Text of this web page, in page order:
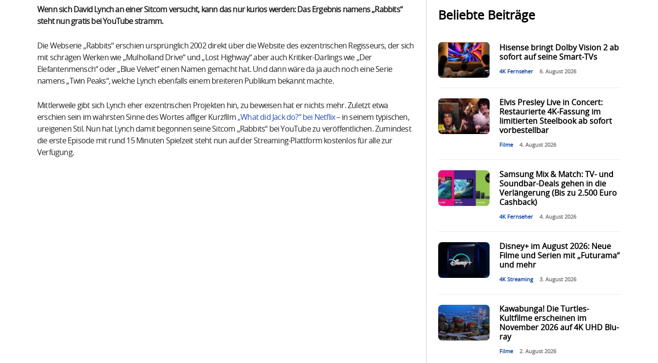
Wenn sich David Lynch an einer Sitcom versucht, kann das nur kurios werden: Das Ergebnis namens „Rabbits“
steht nun gratis bei YouTube stramm.
Die Webserie „Rabbits“ erschien ursprünglich 2002 direkt über die Website des exzentrischen Regisseurs, der sich
mit schrägen Werken wie „Mulholland Drive“ und „Lost Highway“ aber auch Kritiker-Darlings wie „Der
Elefantenmensch“ oder „Blue Velvet“ einen Namen gemacht hat. Und dann wäre da ja auch noch eine Serie
namens „Twin Peaks“, welche Lynch ebenfalls einem breiteren Publikum bekannt machte.
Mittlerweile gibt sich Lynch eher exzentrischen Projekten hin, zu beweisen hat er nichts mehr. Zuletzt etwa
erschien sein im wahrsten Sinne des Wortes affiger Kurzfilm „What did Jack do?“ bei Netflix– in seinem typischen,
ureigenen Stil. Nun hat Lynch damit begonnen seine Sitcom „Rabbits“ bei YouTube zu veröffentlichen. Zumindest
die erste Episode mit rund 15 Minuten Spielzeit steht nun auf der Streaming-Plattform kostenlos für alle zur
Verfügung.
Beliebte Beiträge
Hisense bringt Dolby Vision 2 ab
sofort auf seine Smart-TVs
4K Fernseher 6. August 2026
Elvis Presley Live in Concert:
Restaurierte 4K-Fassung im
limitierten Steelbook ab sofort
vorbestellbar
Filme 4. August 2026
Samsung Mix & Match: TV- und
Soundbar-Deals gehen in die
Verlängerung (Bis zu 2.500 Euro
Cashback)
4K Fernseher 4. August 2026
Disney+ im August 2026: Neue
Filme und Serien mit „Futurama“
und mehr
4K Streaming 3. August 2026
Kawabunga! Die Turtles-
Kultfilme erscheinen im
November 2026 auf 4K UHD Blu-
ray
Filme 2. August 2026